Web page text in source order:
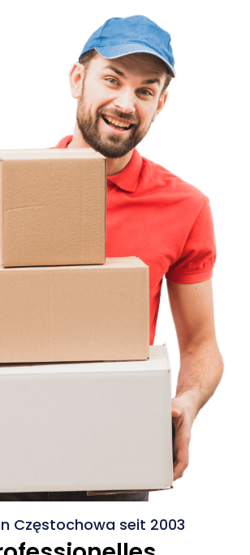
Częstochowa seit 2003